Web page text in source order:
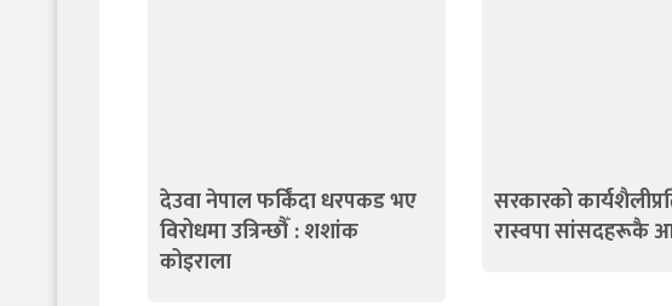
देउवा नेपाल फर्किंदा धरपकड भए
विरोधमा उत्रिन्छौँ : शशांक
कोइराला
सरकारको
रास्वपा सांसदहरूकै